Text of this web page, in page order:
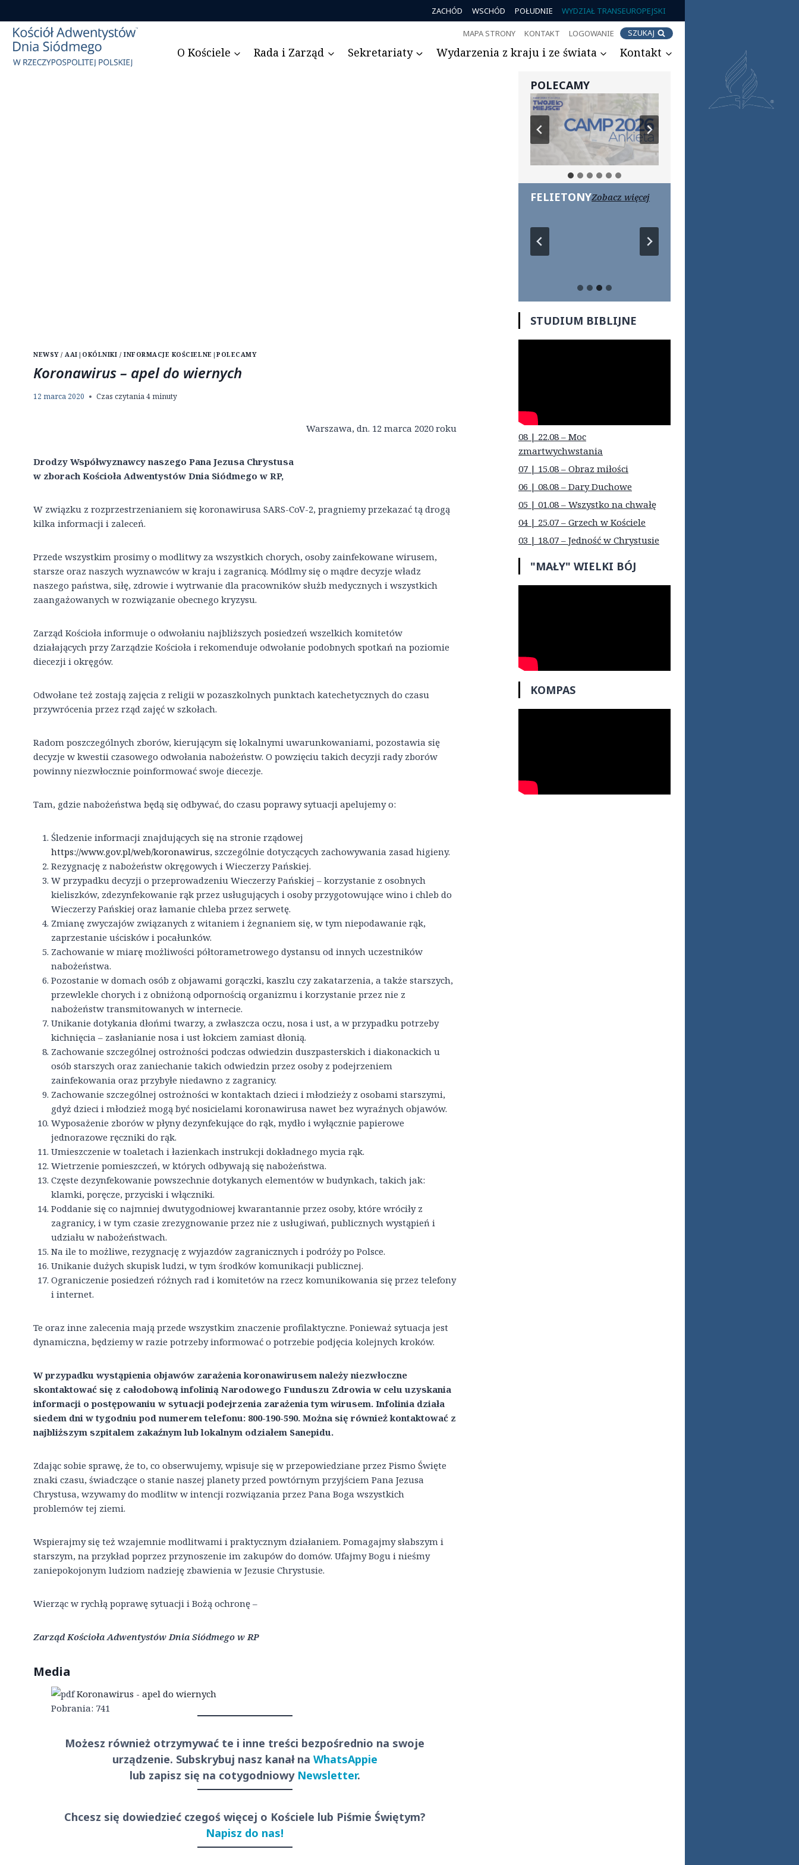
do
treści
ZACHÓD WSCHÓD POŁUDNIE WYDZIAŁ TRANSEUROPEJSKI
MAPA STRONY KONTAKT LOGOWANIE SZUKAJ
O Kościele Rada i Zarząd Sekretariaty Wydarzenia z kraju i ze świata Kontakt
NEWSY / AAI | OKÓLNIKI / INFORMACJE KOŚCIELNE |POLECAMY
Koronawirus – apel do wiernych
12 marca 2020 Czas czytania4minuty
Warszawa, dn. 12 marca 2020 roku
Drodzy Współwyznawcy naszego Pana Jezusa Chrystusa
w zborach Kościoła Adwentystów Dnia Siódmego w RP,
W związku z rozprzestrzenianiem się koronawirusa SARS-CoV-2, pragniemy przekazać tą drogą
kilka informacji i zaleceń.
Przede wszystkim prosimy o modlitwy za wszystkich chorych, osoby zainfekowane wirusem,
starsze oraz naszych wyznawców w kraju i zagranicą. Módlmy się o mądre decyzje władz
naszego państwa, siłę, zdrowie i wytrwanie dla pracowników służb medycznych i wszystkich
zaangażowanych w rozwiązanie obecnego kryzysu.
Zarząd Kościoła informuje o odwołaniu najbliższych posiedzeń wszelkich komitetów
działających przy Zarządzie Kościoła i rekomenduje odwołanie podobnych spotkań na poziomie
diecezji i okręgów.
Odwołane też zostają zajęcia z religii w pozaszkolnych punktach katechetycznych do czasu
przywrócenia przez rząd zajęć w szkołach.
Radom poszczególnych zborów, kierującym się lokalnymi uwarunkowaniami, pozostawia się
decyzje w kwestii czasowego odwołania nabożeństw. O powzięciu takich decyzji rady zborów
powinny niezwłocznie poinformować swoje diecezje.
Tam, gdzie nabożeństwa będą się odbywać, do czasu poprawy sytuacji apelujemy o:
Śledzenie informacji znajdujących się na stronie rządowej
https://www.gov.pl/web/koronawirus, szczególnie dotyczących zachowywania zasad higieny.
Rezygnację z nabożeństw okręgowych i Wieczerzy Pańskiej.
W przypadku decyzji o przeprowadzeniu Wieczerzy Pańskiej – korzystanie z osobnych
kieliszków, zdezynfekowanie rąk przez usługujących i osoby przygotowujące wino i chleb do
Wieczerzy Pańskiej oraz łamanie chleba przez serwetę.
Zmianę zwyczajów związanych z witaniem i żegnaniem się, w tym niepodawanie rąk,
zaprzestanie uścisków i pocałunków.
Zachowanie w miarę możliwości półtorametrowego dystansu od innych uczestników
nabożeństwa.
Pozostanie w domach osób z objawami gorączki, kaszlu czy zakatarzenia, a także starszych,
przewlekle chorych i z obniżoną odpornością organizmu i korzystanie przez nie z
nabożeństw transmitowanych w internecie.
Unikanie dotykania dłońmi twarzy, a zwłaszcza oczu, nosa i ust, a w przypadku potrzeby
kichnięcia – zasłanianie nosa i ust łokciem zamiast dłonią.
Zachowanie szczególnej ostrożności podczas odwiedzin duszpasterskich i diakonackich u
osób starszych oraz zaniechanie takich odwiedzin przez osoby z podejrzeniem
zainfekowania oraz przybyłe niedawno z zagranicy.
Zachowanie szczególnej ostrożności w kontaktach dzieci i młodzieży z osobami starszymi,
gdyż dzieci i młodzież mogą być nosicielami koronawirusa nawet bez wyraźnych objawów.
Wyposażenie zborów w płyny dezynfekujące do rąk, mydło i wyłącznie papierowe
jednorazowe ręczniki do rąk.
Umieszczenie w toaletach i łazienkach instrukcji dokładnego mycia rąk.
Wietrzenie pomieszczeń, w których odbywają się nabożeństwa.
Częste dezynfekowanie powszechnie dotykanych elementów w budynkach, takich jak:
klamki, poręcze, przyciski i włączniki.
Poddanie się co najmniej dwutygodniowej kwarantannie przez osoby, które wróciły z
zagranicy, i w tym czasie zrezygnowanie przez nie z usługiwań, publicznych wystąpień i
udziału w nabożeństwach.
Na ile to możliwe, rezygnację z wyjazdów zagranicznych i podróży po Polsce.
Unikanie dużych skupisk ludzi, w tym środków komunikacji publicznej.
Ograniczenie posiedzeń różnych rad i komitetów na rzecz komunikowania się przez telefony
i internet.
Te oraz inne zalecenia mają przede wszystkim znaczenie profilaktyczne. Ponieważ sytuacja jest
dynamiczna, będziemy w razie potrzeby informować o potrzebie podjęcia kolejnych kroków.
W przypadku wystąpienia objawów zarażenia koronawirusem należy niezwłoczne
skontaktować się z całodobową infolinią Narodowego Funduszu Zdrowia w celu uzyskania
informacji o postępowaniu w sytuacji podejrzenia zarażenia tym wirusem. Infolinia działa
siedem dni w tygodniu pod numerem telefonu: 800-190-590. Można się również kontaktować z
najbliższym szpitalem zakaźnym lub lokalnym odziałem Sanepidu.
Zdając sobie sprawę, że to, co obserwujemy, wpisuje się w przepowiedziane przez Pismo Święte
znaki czasu, świadczące o stanie naszej planety przed powtórnym przyjściem Pana Jezusa
Chrystusa, wzywamy do modlitw w intencji rozwiązania przez Pana Boga wszystkich
problemów tej ziemi.
Wspierajmy się też wzajemnie modlitwami i praktycznym działaniem. Pomagajmy słabszym i
starszym, na przykład poprzez przynoszenie im zakupów do domów. Ufajmy Bogu i nieśmy
zaniepokojonym ludziom nadzieję zbawienia w Jezusie Chrystusie.
Wierząc w rychłą poprawę sytuacji i Bożą ochronę –
Zarząd Kościoła Adwentystów Dnia Siódmego w RP
Media
Koronawirus - apel do wiernych
Pobrania: 741
Możesz również otrzymywać te i inne treści bezpośrednio na swoje
urządzenie. Subskrybuj nasz kanał na WhatsAppie
lub zapisz się na cotygodniowy Newsletter.
Chcesz się dowiedzieć czegoś więcej o Kościele lub Piśmie Świętym?
Napisz do nas!
POLECAMY
FELIETONYZobacz więcej
STUDIUM BIBLIJNE
08 | 22.08 – Moc
zmartwychwstania
07 | 15.08 – Obraz miłości
06 | 08.08 – Dary Duchowe
05 | 01.08 – Wszystko na chwałę
04 | 25.07 – Grzech w Kościele
03 | 18.07 – Jedność w Chrystusie
"MAŁY" WIELKI BÓJ
KOMPAS